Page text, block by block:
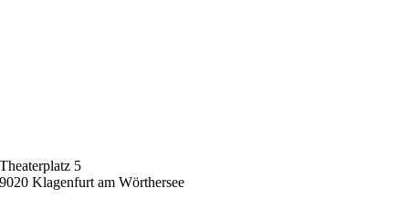
Theaterplatz 5
9020 Klagenfurt am Wörthersee